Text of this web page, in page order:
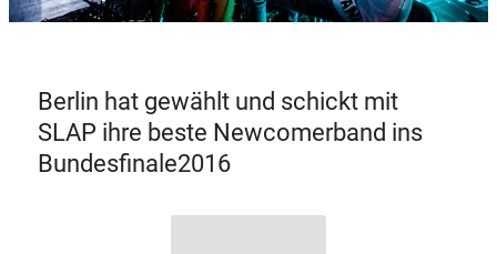
Berlin hat gewählt und schickt mit
SLAP ihre beste Newcomerband ins
Bundesfinale2016